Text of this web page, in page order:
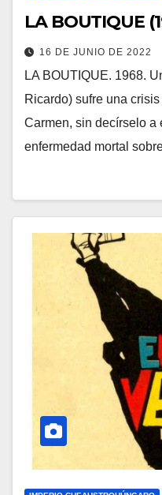
LA BOUTIQUE
16 DE JUNIO DE 2022
LA BOUTIQUE. 1968.
Ricardo) sufre una
Carmen, sin decírselo a
enfermedad mortal